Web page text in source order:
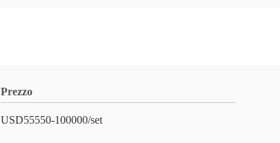
Prezzo
USD55550-100000/set